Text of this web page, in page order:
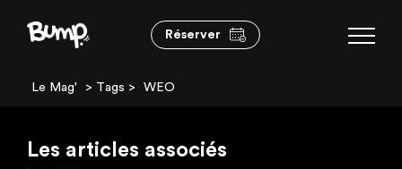
Réserver
Le Mag' > Tags > WEO
Les articles associés